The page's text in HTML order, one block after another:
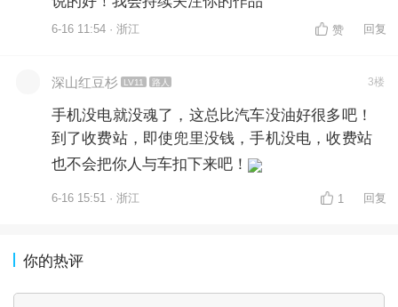
6-16 11:54 · 浙江 赞 回复
深山红豆杉 LV11 路人 3楼
手机没电就没魂了，这总比汽车没油好很多吧！
到了收费站，即使兜里没钱，手机没电，收费站
也不会把你人与车扣下来吧！
6-16 15:51 · 浙江 1 回复
你的热评